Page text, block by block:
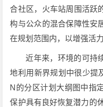
合社区，火车站周围活跃
构与公众的混合保障性安
在规划范围内，以增强活
近年来，环境的可持
地利用新界规划中很少提
N的分区计划大纲图中指
保护具有良好恢复潜力的